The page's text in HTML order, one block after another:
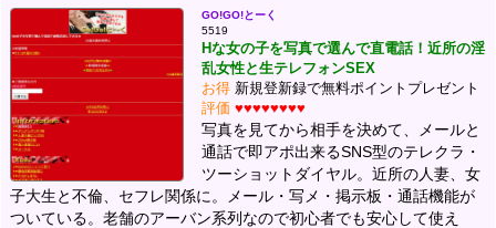
GO!GO!とーく
5519
Hな女の子を写真で選んで直電話！近所の淫
乱女性と生テレフォンSEX
お得 新規登新録で無料ポイントプレゼント
評価 ♥♥♥♥♥♥♥♥
写真を見てから相手を決めて、メールと
通話で即アポ出来るSNS型のテレクラ・
ツーショットダイヤル。近所の人妻、女
子大生と不倫、セフレ関係に。メール・写メ・掲示板・通話機能が
ついている。老舗のアーバン系列なので初心者でも安心して使え